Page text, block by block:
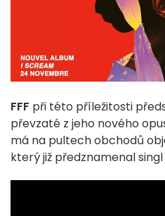
FFF při této příležitosti
převzaté z jeho nového
má na pultech obchodů
který již předznamenal singl